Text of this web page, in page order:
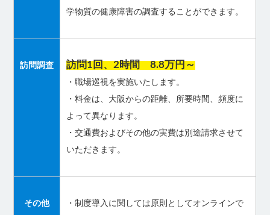
学物質の健康障害の調査することができます。
訪問調査 訪問1回、2時間 8.8万円～
・職場巡視を実施いたします。
・料金は、大阪からの距離、所要時間、頻度に
よって異なります。
・交通費およびその他の実費は別途請求させて
いただきます。
その他
・制度導入に関しては原則としてオンラインで